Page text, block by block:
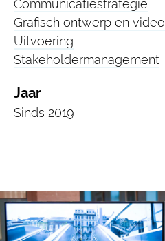
Communicatie­strategie
Grafisch ontwerp en video
Uitvoering
Stakeholder­management
Jaar
Sinds 2019